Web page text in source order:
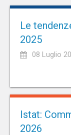
Le
2025
08 Luglio
Istat:
2026